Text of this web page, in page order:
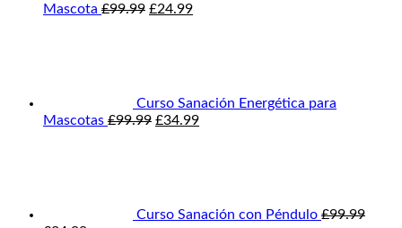
Mascota £99.99 El
£24.99El
Curso Sanación Energética para
Mascotas £99.99 El
£34.99El
Curso Sanación con Péndulo £99.99